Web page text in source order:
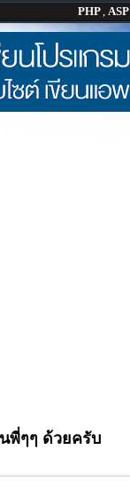
PHP, ASP
พี่ๆๆ ด้วยครับ